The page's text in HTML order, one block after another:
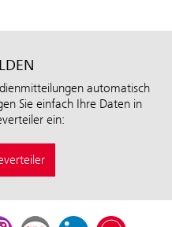
automatisch
Sie einfach Ihre Daten in
ein:
ÖBB Corporate Blog
LinkedInPodcast